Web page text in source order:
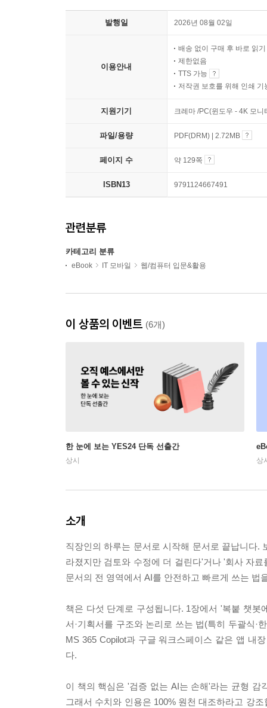
발행일 2026년 08월 02일
이용안내
배송 없이 구매 후 바로 읽기
제한없음
TTS 가능
저작권 보호를 위해 인쇄 기
지원기기 크레마 /PC(윈도우 - 4K 모
파일/용량 PDF(DRM) | 2.72MB
페이지 수 약 129쪽
ISBN13 9791124667491
관련분류
카테고리 분류
eBook IT 모바일 웹/컴퓨터 입문&활용
이 상품의 이벤트 (6개)
한 눈에 보는 YES24 단독 선출간
상시 상
소개
직장인의 하루는 문서로 시작해 문서로 끝납니다.
라졌지만 검토와 수정에 더 걸린다'거나 '회사 자
문서의 전 영역에서 AI를 안전하고 빠르게 쓰는 법
책은 다섯 단계로 구성됩니다. 1장에서 '복붙 챗
서·기획서를 구조와 논리로 쓰는 법(특히 두괄식·
MS 365 Copilot과 구글 워크스페이스 같은 앱 내
다.
이 책의 핵심은 '검증 없는 AI는 손해'라는 균형
그래서 수치와 인용은 100% 원천 대조하라고 강